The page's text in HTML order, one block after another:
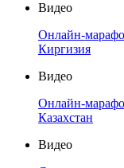
Видео
Онлайн-
Киргизия
Видео
Онлайн-
Казахстан
Видео